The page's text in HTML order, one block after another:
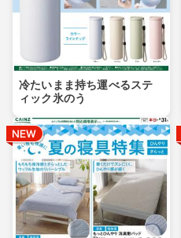
冷たいまま持ち運べるステ
ィック氷のう